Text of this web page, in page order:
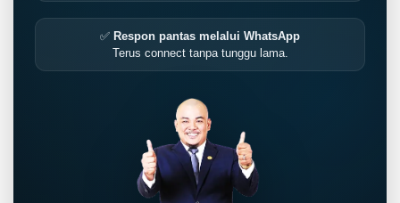
✅ Respon pantas melalui WhatsApp
Terus connect tanpa tunggu lama.